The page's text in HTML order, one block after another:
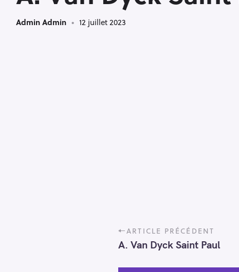
Admin Admin 12 juillet 2023
P
o
s
t
ARTICLE PRÉCÉDENT
A. Van Dyck Saint Paul